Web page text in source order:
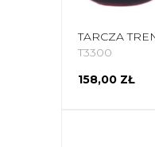
T3300
158,00 ZŁ